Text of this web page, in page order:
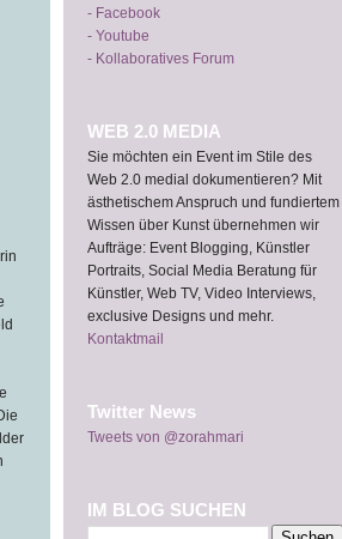
- Facebook
- Youtube
- Kollaboratives Forum
WEB 2.0 MEDIA
Sie möchten ein Event im Stile des
Web 2.0 medial dokumentieren? Mit
ästhetischem Anspruch und fundiertem
Wissen über Kunst übernehmen wir
Aufträge: Event Blogging, Künstler
Portraits, Social Media Beratung für
Künstler, Web TV, Video Interviews,
exclusive Designs und mehr.
Kontaktmail
Twitter News
Tweets von @zorahmari
IM BLOG SUCHEN